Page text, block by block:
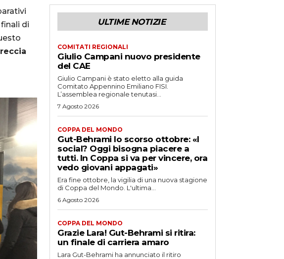
di
ULTIME NOTIZIE
COMITATI REGIONALI
Giulio Campani nuovo presidente
del CAE
Giulio Campani è stato eletto alla guida
Comitato Appennino Emiliano FISI.
L’assemblea regionale tenutasi...
7 Agosto 2026
COPPA DEL MONDO
Gut-Behrami lo scorso ottobre: «I
social? Oggi bisogna piacere a
tutti. In Coppa si va per vincere, ora
vedo giovani appagati»
Era fine ottobre, la vigilia di una nuova stagione
di Coppa del Mondo. L'ultima...
6 Agosto 2026
COPPA DEL MONDO
Grazie Lara! Gut-Behrami si ritira:
un finale di carriera amaro
Lara Gut-Behrami ha annunciato il ritiro